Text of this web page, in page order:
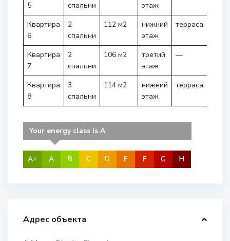
5
спальни
этаж
Квартира
6
2
спальни
112 м2
нижний
этаж
терраса
Квартира
7
2
спальни
106 м2
третий
этаж
—
Квартира
8
3
спальни
114 м2
нижний
этаж
терраса
A+
Your energy class is A
A B C D E F G H
Адрес объекта